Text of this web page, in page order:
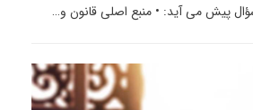
پیش می آید: • منبع اصلی قانون و…